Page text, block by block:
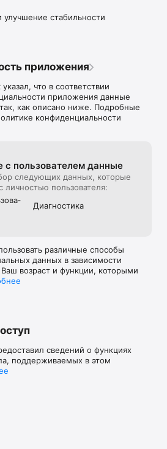
стабильности
приложения
указал, что в соответствии
приложения данные
как описано ниже. Подробные
конфиденциальности
с пользова­телем данные
следующих данных, которые
личностью пользователя:
Диагностика
различные способы
данных в зависимости
Ваш возраст и функции, которыми
сведений о функциях
поддерживаемых в этом